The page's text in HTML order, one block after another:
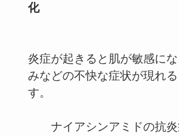
化
炎症が起きると肌が敏感に
みなどの不快な症状が現れ
す
ナイアシンアミドの抗炎